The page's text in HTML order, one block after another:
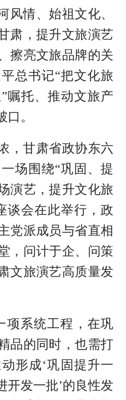
风情、始祖文化、
肃，提升文旅演艺
擦亮文旅品牌的关
总书记“把文化旅
嘱托、推动文旅产
。
，甘肃省政协东六
场围绕“巩固、提
演艺，提升文化旅
谈会在此举行，政
党派成员与省直相
，问计于企、问策
文旅演艺高质量发
项系统工程，在巩
品的同时，也需打
形成‘巩固提升一
开发一批’的良性发